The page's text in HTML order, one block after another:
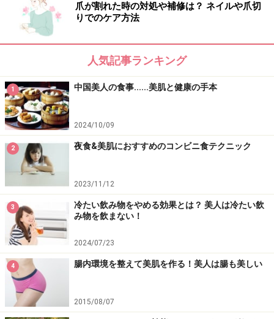
爪が割れた時の対処や補修は？ ネイルや爪切
りでのケア方法
人気記事ランキング
1 中国美人の食事......美肌と健康の手本
2024/10/09
2 夜食&美肌におすすめのコンビニ食テクニック
2023/11/12
3
冷たい飲み物をやめる効果とは？ 美人は冷たい飲
み物を飲まない！
2024/07/23
4 腸内環境を整えて美肌を作る！美人は腸も美しい
2015/08/07